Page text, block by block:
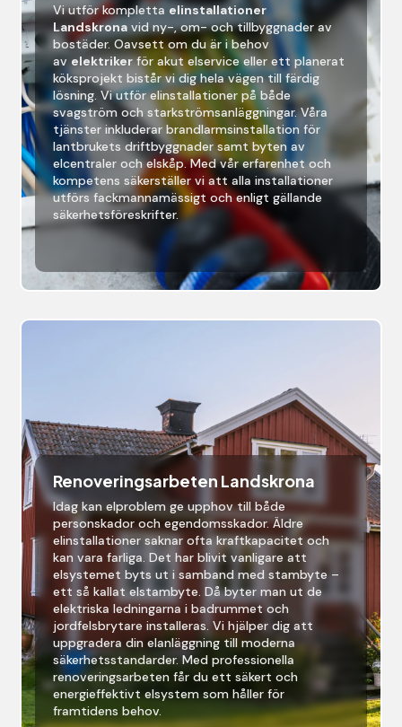
Vi utför kompletta elinstallationer
Landskrona vid ny-, om- och tillbyggnader av
bostäder. Oavsett om du är i behov
av elektriker för akut elservice eller ett planerat
köksprojekt bistår vi dig hela vägen till färdig
lösning. Vi utför elinstallationer på både
svagström och starkströmsanläggningar. Våra
tjänster inkluderar brandlarmsinstallation för
lantbrukets driftbyggnader samt byten av
elcentraler och elskåp. Med vår erfarenhet och
kompetens säkerställer vi att alla installationer
utförs fackmannamässigt och enligt gällande
säkerhetsföreskrifter.
Renoveringsarbeten Landskrona
Idag kan elproblem ge upphov till både
personskador och egendomsskador. Äldre
elinstallationer saknar ofta kraftkapacitet och
kan vara farliga. Det har blivit vanligare att
elsystemet byts ut i samband med stambyte –
ett så kallat elstambyte. Då byter man ut de
elektriska ledningarna i badrummet och
jordfelsbrytare installeras. Vi hjälper dig att
uppgradera din elanläggning till moderna
säkerhetsstandarder. Med professionella
renoveringsarbeten får du ett säkert och
energieffektivt elsystem som håller för
framtidens behov.